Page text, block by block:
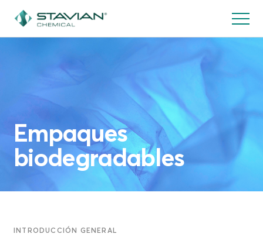
Pasar
contenido
Empaques
biodegradables
INTRODUCCIÓN GENERAL